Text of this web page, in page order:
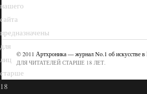
© 2011 Артхроника — журнал No.1 об искусстве в
ДЛЯ ЧИТАТЕЛЕЙ СТАРШЕ 18 ЛЕТ.
нашего
сайта
предназначены
для
лиц
старше
18